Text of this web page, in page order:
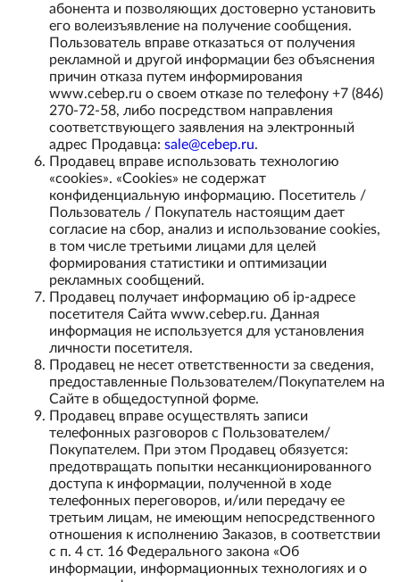
абонента и позволяющих достоверно установить
его волеизъявление на получение сообщения.
Пользователь вправе отказаться от получения
рекламной и другой информации без объяснения
причин отказа путем информирования
www.cebep.ru о своем отказе по телефону +7 (846)
270-72-58, либо посредством направления
соответствующего заявления на электронный
адрес Продавца: sale@cebep.ru.
Продавец вправе использовать технологию
«cookies». «Cookies» не содержат
конфиденциальную информацию. Посетитель /
Пользователь / Покупатель настоящим дает
согласие на сбор, анализ и использование cookies,
в том числе третьими лицами для целей
формирования статистики и оптимизации
рекламных сообщений.
Продавец получает информацию об ip-адресе
посетителя Сайта www.cebep.ru. Данная
информация не используется для установления
личности посетителя.
Продавец не несет ответственности за сведения,
предоставленные Пользователем/Покупателем на
Сайте в общедоступной форме.
Продавец вправе осуществлять записи
телефонных разговоров с Пользователем/
Покупателем. При этом Продавец обязуется:
предотвращать попытки несанкционированного
доступа к информации, полученной в ходе
телефонных переговоров, и/или передачу ее
третьим лицам, не имеющим непосредственного
отношения к исполнению Заказов, в соответствии
с п. 4 ст. 16 Федерального закона «Об
информации, информационных технологиях и о